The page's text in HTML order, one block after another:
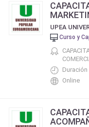
Curso y
Duración
Online